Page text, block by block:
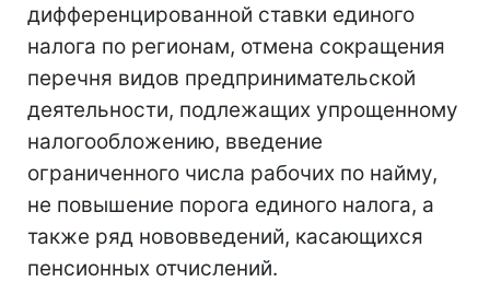
дифференцированной ставки единого
налога по регионам, отмена сокращения
перечня видов предпринимательской
деятельности, подлежащих упрощенному
налогообложению, введение
ограниченного числа рабочих по найму,
не повышение порога единого налога, а
также ряд нововведений, касающихся
пенсионных отчислений.